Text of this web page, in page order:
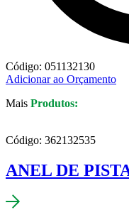
Código: 051132130
Adicionar ao Orçamento
Mais Produtos:
Código: 362132535
ANEL DE